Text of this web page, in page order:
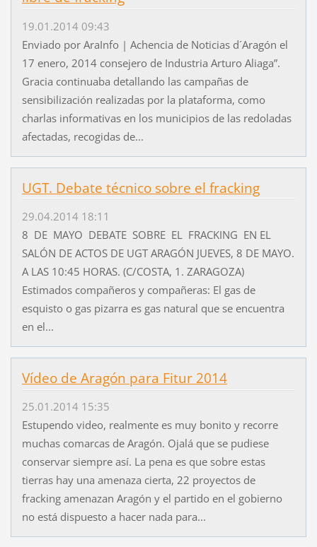
19.01.2014 09:43
Enviado por AraInfo | Achencia de Noticias d´Aragón el
17 enero, 2014 consejero de Industria Arturo Aliaga”.
Gracia continuaba detallando las campañas de
sensibilización realizadas por la plataforma, como
charlas informativas en los municipios de las redoladas
afectadas, recogidas de...
UGT. Debate técnico sobre el fracking
29.04.2014 18:11
8 DE MAYO DEBATE SOBRE EL FRACKING EN EL
SALÓN DE ACTOS DE UGT ARAGÓN JUEVES, 8 DE MAYO.
A LAS 10:45 HORAS. (C/COSTA, 1. ZARAGOZA)
Estimados compañeros y compañeras: El gas de
esquisto o gas pizarra es gas natural que se encuentra
en el...
Vídeo de Aragón para Fitur 2014
25.01.2014 15:35
Estupendo video, realmente es muy bonito y recorre
muchas comarcas de Aragón. Ojalá que se pudiese
conservar siempre así. La pena es que sobre estas
tierras hay una amenaza cierta, 22 proyectos de
fracking amenazan Aragón y el partido en el gobierno
no está dispuesto a hacer nada para...